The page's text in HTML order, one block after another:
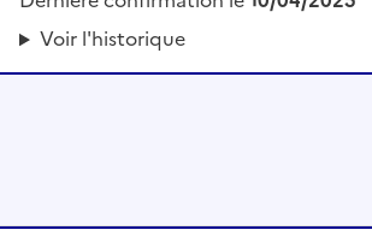
Voir l'historique